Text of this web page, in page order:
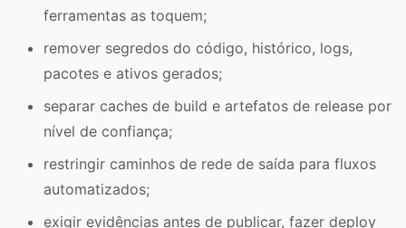
ferramentas as toquem;
remover segredos do código, histórico, logs,
pacotes e ativos gerados;
separar caches de build e artefatos de release por
nível de confiança;
restringir caminhos de rede de saída para fluxos
automatizados;
exigir evidências antes de publicar, fazer deploy